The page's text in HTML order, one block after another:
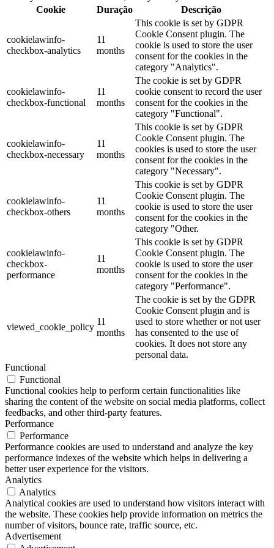
Cookie
Duração Descrição
cookielawinfo-
checkbox-analytics
11
months
This cookie is set by GDPR
Cookie Consent plugin. The
cookie is used to store the user
consent for the cookies in the
category "Analytics".
cookielawinfo-
checkbox-functional
11
months
The cookie is set by GDPR
cookie consent to record the user
consent for the cookies in the
category "Functional".
cookielawinfo-
checkbox-necessary
11
months
This cookie is set by GDPR
Cookie Consent plugin. The
cookies is used to store the user
consent for the cookies in the
category "Necessary".
cookielawinfo-
checkbox-others
11
months
This cookie is set by GDPR
Cookie Consent plugin. The
cookie is used to store the user
consent for the cookies in the
category "Other.
cookielawinfo-
checkbox-
performance
11
months
This cookie is set by GDPR
Cookie Consent plugin. The
cookie is used to store the user
consent for the cookies in the
category "Performance".
viewed_cookie_policy
11
months
The cookie is set by the GDPR
Cookie Consent plugin and is
used to store whether or not user
has consented to the use of
cookies. It does not store any
personal data.
Functional
Functional
Functional cookies help to perform certain functionalities like
sharing the content of the website on social media platforms, collect
feedbacks, and other third-party features.
Performance
Performance
Performance cookies are used to understand and analyze the key
performance indexes of the website which helps in delivering a
better user experience for the visitors.
Analytics
Analytics
Analytical cookies are used to understand how visitors interact with
the website. These cookies help provide information on metrics the
number of visitors, bounce rate, traffic source, etc.
Advertisement